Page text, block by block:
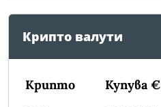
Крипто валути
Крипто Купува €